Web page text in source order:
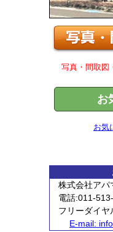
写真・間取図
お
お気
株式会社アパ
電話:011-
フリーダイヤ
E-mail: